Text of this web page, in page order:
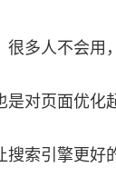
多人不会用
对页面优化
索引擎更好